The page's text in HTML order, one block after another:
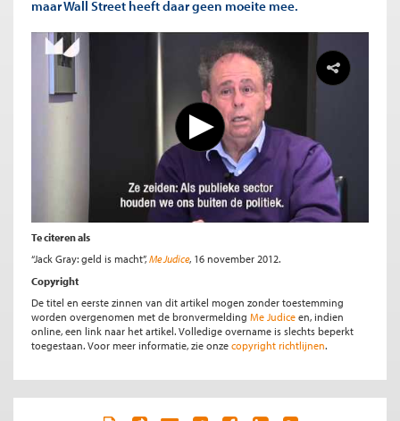
maar Wall Street heeft daar geen moeite mee.
Te citeren als
“Jack Gray: geld is macht”, Me Judice, 16 november 2012.
Copyright
De titel en eerste zinnen van dit artikel mogen zonder toestemming
worden overgenomen met de bronvermelding Me Judice en, indien
online, een link naar het artikel. Volledige overname is slechts beperkt
toegestaan. Voor meer informatie, zie onze copyright richtlijnen.